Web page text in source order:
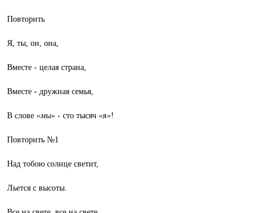
Повторить
Я, ты, он, она,
Вместе - целая страна,
Вместе - дружная семья,
В слове «мы» - сто тысяч «я»!
Повторить №1
Над тобою солнце светит,
Льется с высоты.